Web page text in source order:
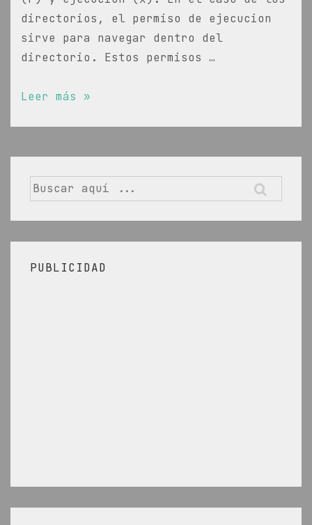
directorios, el permiso de ejecucion
sirve para navegar dentro del
directorio. Estos permisos …
Apuntes
de
acceso
Leer más »
Buscar
por:
PUBLICIDAD